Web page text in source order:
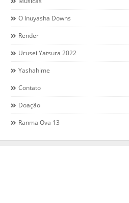
O Inuyasha Downs
Render
Urusei Yatsura 2022
Yashahime
Contato
Doação
Ranma Ova 13